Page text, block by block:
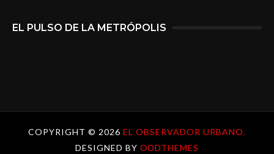
EL PULSO DE LA METRÓPOLIS
COPYRIGHT © 2026 EL OBSERVADOR URBANO.
DESIGNED BY ODDTHEMES